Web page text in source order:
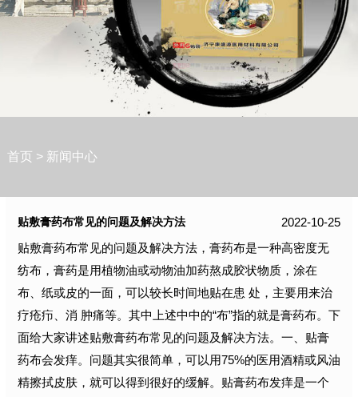
首页 > 新闻中心
贴敷膏药布常见的问题及解决方法
2022-10-25
贴敷膏药布常见的问题及解决方法，膏药布是一种高密度无
纺布，膏药是用植物油或动物油加药熬成胶状物质，涂在
布、纸或皮的一面，可以较长时间地贴在患 处，主要用来治
疗疮疖、消 肿痛等。其中上述中中的“布”指的就是膏药布。下
面给大家讲述贴敷膏药布常见的问题及解决方法。一、贴膏
药布会发痒。问题其实很简单，可以用75%的医用酒精或风油
精擦拭皮肤，就可以得到很好的缓解。贴膏药布发痒是一个